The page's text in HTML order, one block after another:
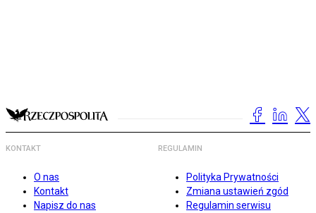
KONTAKT
O nas
Kontakt
Napisz do nas
REGULAMIN
Polityka Prywatności
Zmiana ustawień zgód
Regulamin serwisu